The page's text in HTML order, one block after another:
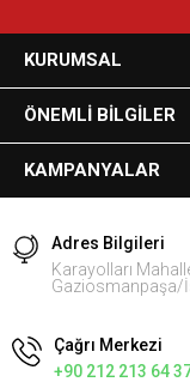
KURUMSAL
ÖNEMLI BILGILER
KAMPANYALAR
Adres Bilgileri
Karayolları
Gaziosmanpaşa/
Çağrı Merkezi
+90 212 213 64